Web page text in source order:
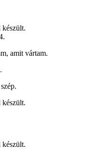
készült.
amit vártam.
készült.
készült.